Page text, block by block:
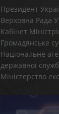
Президент
Верховна Рада
Кабінет
Громадянське
Національне
державної
Міністерство